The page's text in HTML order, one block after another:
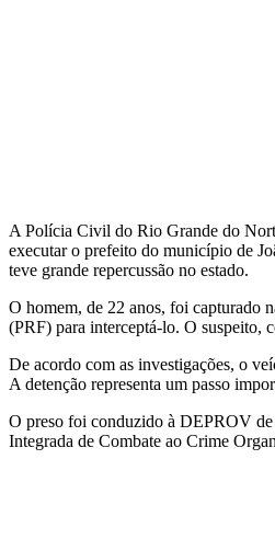
A Polícia Civil do Rio Grande do
executar o prefeito do município de
teve grande repercussão no estado.
O homem, de 22 anos, foi capturado
(PRF) para interceptá-lo. O suspeito,
De acordo com as investigações, o
A detenção representa um passo
O preso foi conduzido à DEPROV de
Integrada de Combate ao Crime